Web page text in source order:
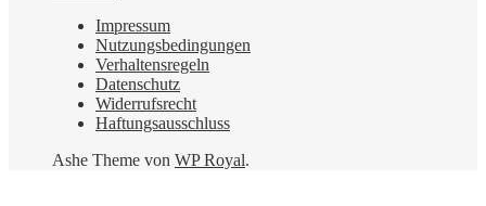
Impressum
Nutzungsbedingungen
Verhaltensregeln
Datenschutz
Widerrufsrecht
Haftungsausschluss
Ashe Theme von WP Royal.